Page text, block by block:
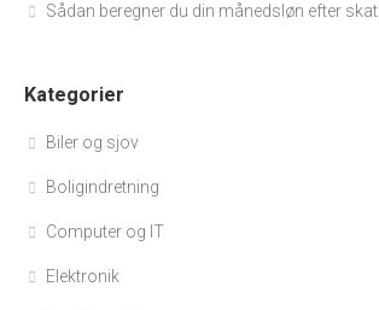
Sådan beregner du din månedsløn efter skat
Kategorier
Biler og sjov
Boligindretning
Computer og IT
Elektronik